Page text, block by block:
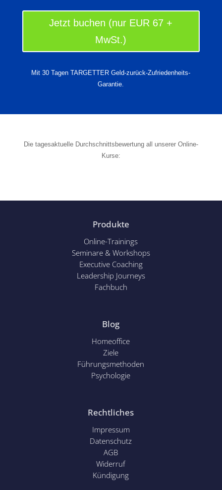
Jetzt buchen (nur EUR 67 +
MwSt.)
Mit 30 Tagen TARGETTER Geld-zurück-Zufriedenheits-
Garantie.
Die tagesaktuelle Durchschnittsbewertung all unserer Online-
Kurse:
Produkte
Online-Trainings
Seminare & Workshops
Executive Coaching
Leadership Journeys
Fachbuch
Blog
Homeoffice
Ziele
Führungsmethoden
Psychologie
Rechtliches
Impressum
Datenschutz
AGB
Widerruf
Kündigung